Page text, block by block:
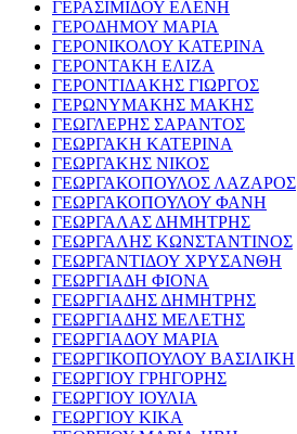
ΓΕΡΑΣΙΜΙΔΟΥ ΕΛΕΝΗ
ΓΕΡΟΔΗΜΟΥ ΜΑΡΙΑ
ΓΕΡΟΝΙΚΟΛΟΥ ΚΑΤΕΡΙΝΑ
ΓΕΡΟΝΤΑΚΗ ΕΛΙΖΑ
ΓΕΡΟΝΤΙΔΑΚΗΣ ΓΙΩΡΓΟΣ
ΓΕΡΩΝΥΜΑΚΗΣ ΜΑΚΗΣ
ΓΕΩΓΛΕΡΗΣ ΣΑΡΑΝΤΟΣ
ΓΕΩΡΓΑΚΗ ΚΑΤΕΡΙΝΑ
ΓΕΩΡΓΑΚΗΣ ΝΙΚΟΣ
ΓΕΩΡΓΑΚΟΠΟΥΛΟΣ ΛΑΖΑΡΟΣ
ΓΕΩΡΓΑΚΟΠΟΥΛΟΥ ΦΑΝΗ
ΓΕΩΡΓΑΛΑΣ ΔΗΜΗΤΡΗΣ
ΓΕΩΡΓΑΛΗΣ ΚΩΝΣΤΑΝΤΙΝΟΣ
ΓΕΩΡΓΑΝΤΙΔΟΥ ΧΡΥΣΑΝΘΗ
ΓΕΩΡΓΙΑΔΗ ΦΙΟΝΑ
ΓΕΩΡΓΙΑΔΗΣ ΔΗΜΗΤΡΗΣ
ΓΕΩΡΓΙΑΔΗΣ ΜΕΛΕΤΗΣ
ΓΕΩΡΓΙΑΔΟΥ ΜΑΡΙΑ
ΓΕΩΡΓΙΚΟΠΟΥΛΟΥ ΒΑΣΙΛΙΚΗ
ΓΕΩΡΓΙΟΥ ΓΡΗΓΟΡΗΣ
ΓΕΩΡΓΙΟΥ ΙΟΥΛΙΑ
ΓΕΩΡΓΙΟΥ ΚΙΚΑ